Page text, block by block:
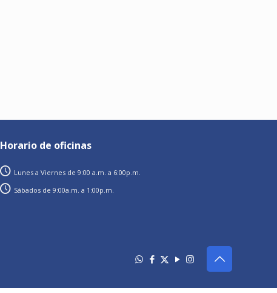
Horario de oficinas
Lunes a Viernes de 9:00 a.m. a 6:00p.m.
Sábados de 9:00a.m. a 1:00p.m.